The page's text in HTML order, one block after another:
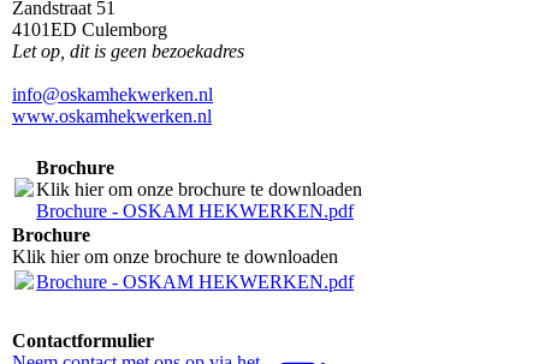
Zandstraat 51
4101ED Culemborg
Let op, dit is geen bezoekadres
info@oskamhekwerken.nl
www.oskamhekwerken.nl
Brochure
Klik hier om onze brochure te downloaden
Brochure - OSKAM HEKWERKEN.pdf
Brochure
Klik hier om onze brochure te downloaden
Brochure - OSKAM HEKWERKEN.pdf
Contactformulier